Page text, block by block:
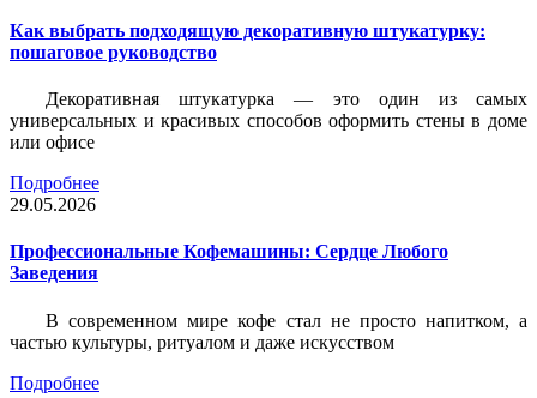
Как выбрать подходящую декоративную штукатурку:
пошаговое руководство
Декоративная штукатурка — это один из самых
универсальных и красивых способов оформить стены в доме
или офисе
Подробнее
29.05.2026
Профессиональные Кофемашины: Сердце Любого
Заведения
В современном мире кофе стал не просто напитком, а
частью культуры, ритуалом и даже искусством
Подробнее